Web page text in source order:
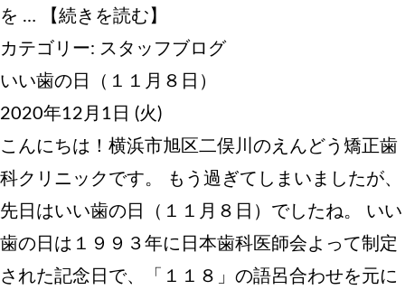
を …
【続きを読む】
カテゴリー: スタッフブログ
いい歯の日（１１月８日）
2020年12月1日 (火)
こんにちは！横浜市旭区二俣川のえんどう矯正歯
科クリニックです。 もう過ぎてしまいましたが、
先日はいい歯の日（１１月８日）でしたね。 いい
歯の日は１９９３年に日本歯科医師会よって制定
された記念日で、「１１８」の語呂合わせを元に